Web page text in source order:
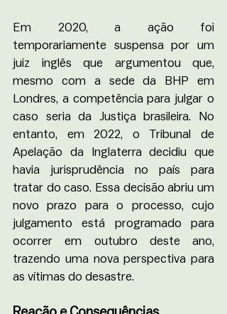
Em 2020, a ação foi
temporariamente suspensa por um
juiz inglês que argumentou que,
mesmo com a sede da BHP em
Londres, a competência para julgar o
caso seria da Justiça brasileira. No
entanto, em 2022, o Tribunal de
Apelação da Inglaterra decidiu que
havia jurisprudência no país para
tratar do caso. Essa decisão abriu um
novo prazo para o processo, cujo
julgamento está programado para
ocorrer em outubro deste ano,
trazendo uma nova perspectiva para
as vítimas do desastre.